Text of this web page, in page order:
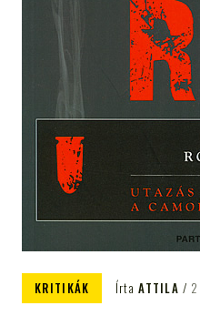
KRITIKÁK ÍrtaATTILA